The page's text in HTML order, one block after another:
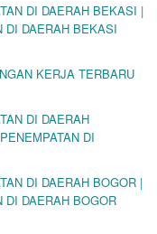
DI DAERAH BEKASI |
DI DAERAH BEKASI
KERJA TERBARU
DI DAERAH
DI
DI DAERAH BOGOR |
DI DAERAH BOGOR